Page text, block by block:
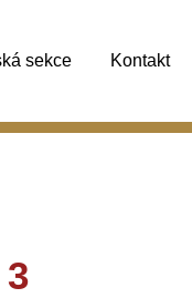
sekce Kontakt